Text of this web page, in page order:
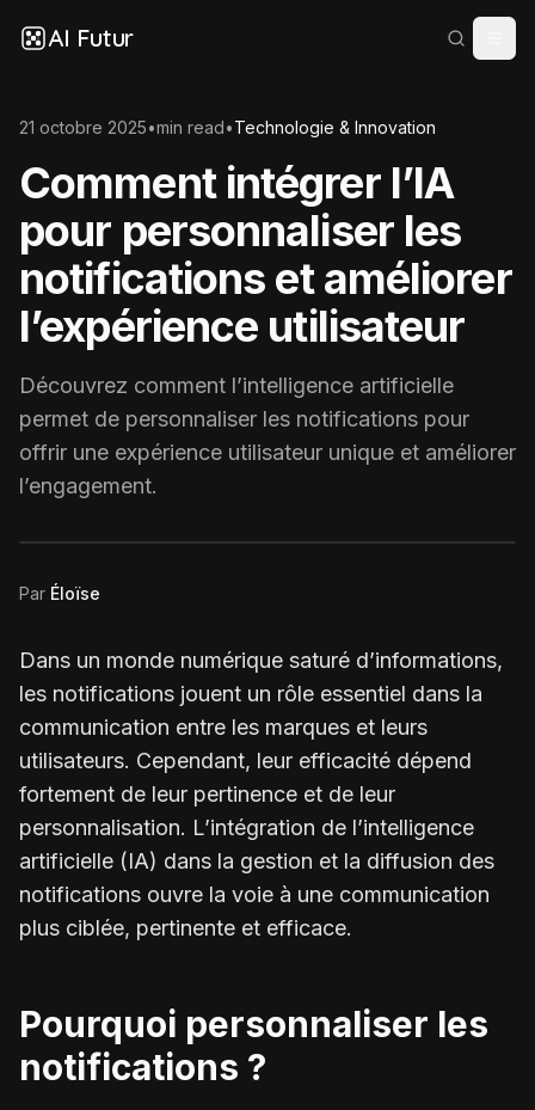
AI Futur
21 octobre 2025•min read•Technologie & Innovation
Comment intégrer l’IA
pour personnaliser les
notifications et améliorer
l’expérience utilisateur
Découvrez comment l’intelligence artificielle
permet de personnaliser les notifications pour
offrir une expérience utilisateur unique et améliorer
l’engagement.
Par Éloïse
Dans un monde numérique saturé d’informations,
les notifications jouent un rôle essentiel dans la
communication entre les marques et leurs
utilisateurs. Cependant, leur efficacité dépend
fortement de leur pertinence et de leur
personnalisation. L’intégration de l’intelligence
artificielle (IA) dans la gestion et la diffusion des
notifications ouvre la voie à une communication
plus ciblée, pertinente et efficace.
Pourquoi personnaliser les
notifications ?